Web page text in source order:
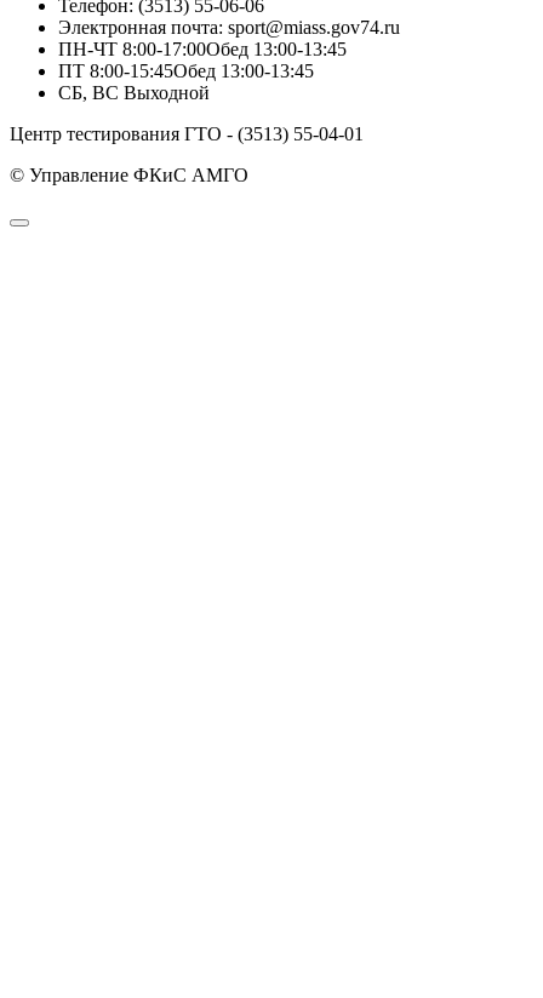
Телефон: (3513) 55-06-06
Электронная почта: sport@miass.gov74.ru
ПН-ЧТ 8:00-17:00Обед 13:00-13:45
ПТ 8:00-15:45Обед 13:00-13:45
СБ, ВС Выходной
Центр тестирования ГТО - (3513) 55-04-01
© Управление ФКиС АМГО